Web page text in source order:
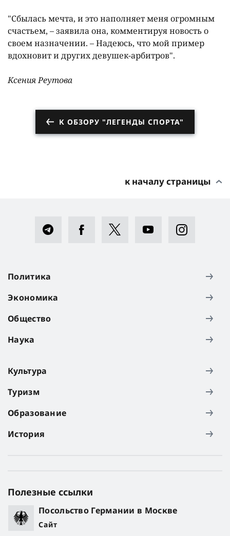
"Сбылась мечта, и это наполняет меня огромным
счастьем, – заявила она, комментируя новость о
своем назначении. – Надеюсь, что мой пример
вдохновит и других девушек-арбитров".
Ксения Реутова
К ОБЗОРУ "ЛЕГЕНДЫ СПОРТА"
к началу страницы
Политика
Экономика
Общество
Наука
Культура
Туризм
Образование
История
Полезные ссылки
Посольство Германии в Москве
Сайт